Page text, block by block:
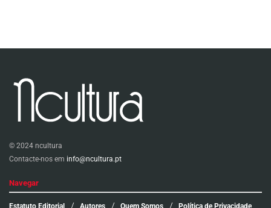
© 2024 ncultura
Contacte-nos em info@ncultura.pt
Navegar
Estatuto Editorial Autores Quem Somos Política de Privacidade